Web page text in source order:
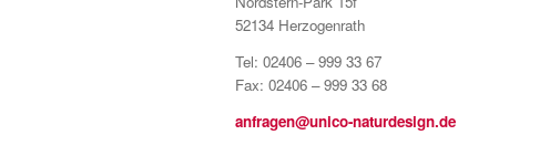
52134 Herzogenrath
Tel: 02406 – 999 33 67
Fax: 02406 – 999 33 68
anfragen@unico-naturdesign.de